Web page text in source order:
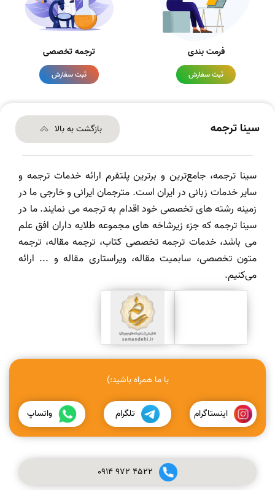
فرمت بندی
ثبت سفارش
ترجمه تخصصی
ثبت سفارش
سینا ترجمه بازگشت به بالا
سینا ترجمه، جامع‌ترین و برترین پلتفرم ارائه خدمات ترجمه و
سایر خدمات زبانی در ایران است. مترجمان ایرانی و خارجی ما در
زمینه رشته های تخصصی خود اقدام به ترجمه می نمایند. ما در
سینا ترجمه که جزء زیرشاخه های مجموعه طلایه داران افق علم
می باشد، خدمات ترجمه تخصصی کتاب، ترجمه مقاله، ترجمه
متون تخصصی، سابمیت مقاله، ویراستاری مقاله و ... ارائه
می‌کنیم.
با ما همراه باشید:)
اینستاگرام تلگرام واتساپ
0914972 4522